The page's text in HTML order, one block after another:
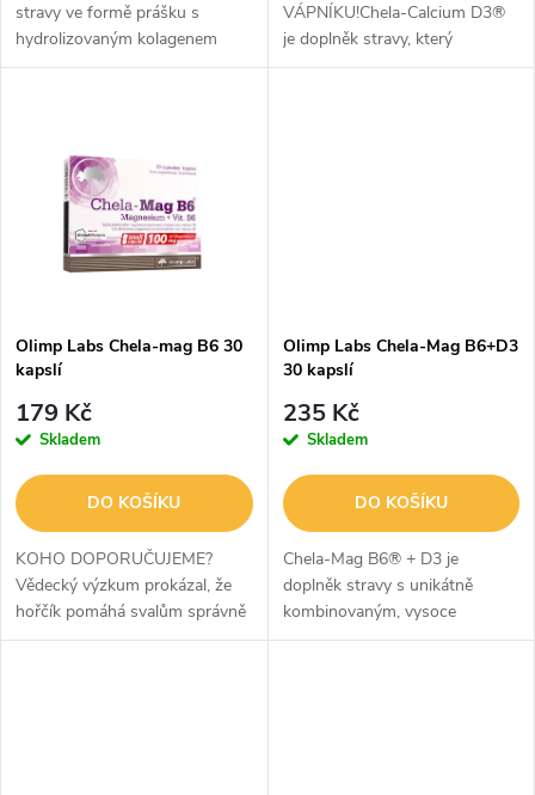
u
u
stravy ve formě prášku s
hydrolizovaným kolagenem
rybího původu, kyselinou
VÁPNÍKU!Chela-Calcium D3®
je doplněk stravy, který
obsahuje nejlépe vstřebatelný
Olimp Labs Chela-mag B6 30
kapslí
179 Kč
Skladem
DO KOŠÍKU
KOHO DOPORUČUJEME?
Vědecký výzkum prokázal, že
hořčík pomáhá svalům správně
fungovatSpolečně s vitaminem
Olimp Labs Chela-Mag B6+D3
30 kapslí
235 Kč
Skladem
DO KOŠÍKU
Chela-Mag B6® + D3 je
doplněk stravy s unikátně
kombinovaným, vysoce
biologicky dostupným hořčíkem